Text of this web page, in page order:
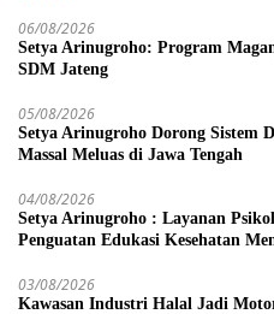
06/08/2026
Setya Arinugroho: Program
SDM Jateng
05/08/2026
Setya Arinugroho Dorong Sistem
Massal Meluas di Jawa Tengah
04/08/2026
Setya Arinugroho : Layanan
Penguatan Edukasi Kesehatan
03/08/2026
Kawasan Industri Halal Jadi